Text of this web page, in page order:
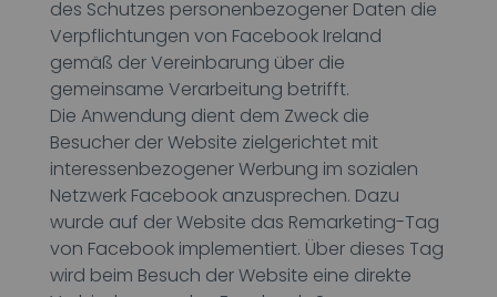
des Schutzes personenbezogener Daten die
Verpflichtungen von Facebook Ireland
gemäß der Vereinbarung über die
gemeinsame Verarbeitung betrifft.
Die Anwendung dient dem Zweck die
Besucher der Website zielgerichtet mit
interessenbezogener Werbung im sozialen
Netzwerk Facebook anzusprechen. Dazu
wurde auf der Website das Remarketing-Tag
von Facebook implementiert. Über dieses Tag
wird beim Besuch der Website eine direkte